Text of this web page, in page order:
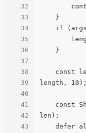
32
33
34
35
36
37
38
39
40
41
42
43
length, 10);
len);